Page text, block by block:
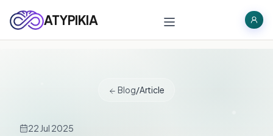
ATYPIKIA
Blog/Article
22 Jul 2025